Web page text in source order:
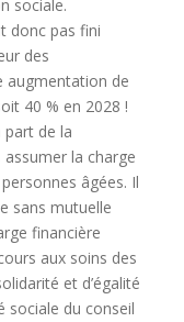
sociale.
donc pas fini
des
augmentation de
40 % en 2028 !
de la
la charge
âgées. Il
sans mutuelle
financière
aux soins des
et d’égalité
sociale du conseil